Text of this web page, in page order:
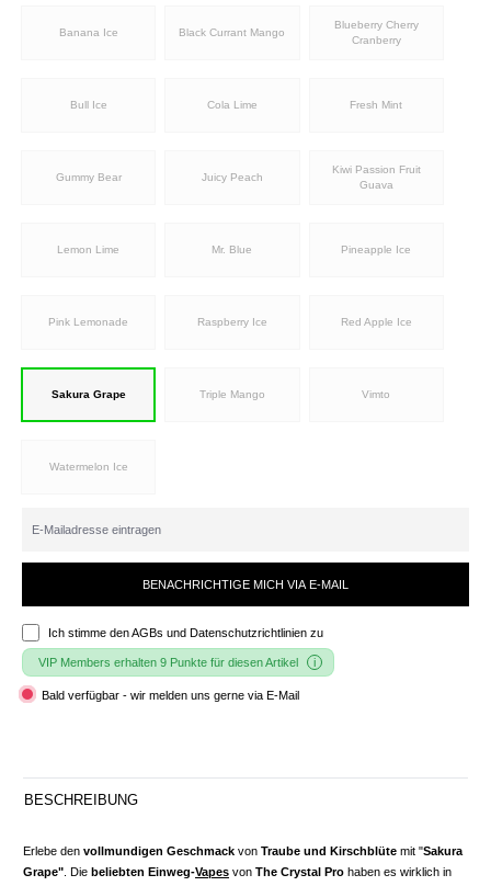
Banana Ice Black Currant Mango
Blueberry Cherry
Cranberry
Bull Ice Cola Lime Fresh Mint
Gummy Bear Juicy Peach
Kiwi Passion Fruit
Guava
Lemon Lime Mr. Blue Pineapple Ice
Pink Lemonade Raspberry Ice Red Apple Ice
Sakura Grape Triple Mango Vimto
Watermelon Ice
BENACHRICHTIGE MICH VIA E-MAIL
Ich stimme denAGBs und Datenschutzrichtlinien zu
VIP Members erhalten 9 Punkte für diesen Artikel
Bald verfügbar - wir melden uns gerne via E-Mail
BESCHREIBUNG
Erlebe den vollmundigen Geschmack von Traube und Kirschblüte mit "Sakura
Grape" . Die beliebten Einweg-Vapes von The Crystal Pro haben es wirklich in